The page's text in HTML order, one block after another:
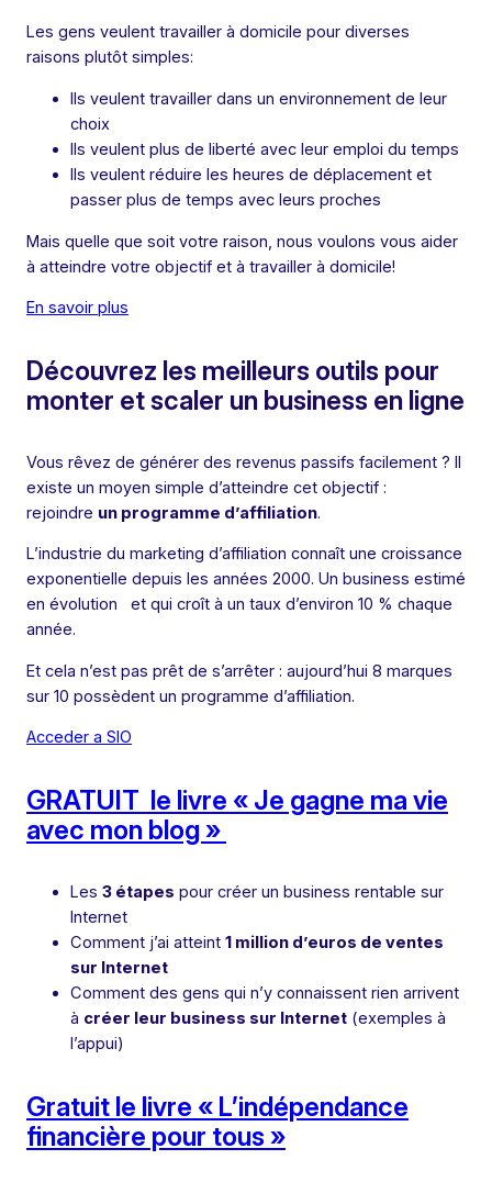
Les gens veulent travailler à domicile pour diverses
raisons plutôt simples:
Ils veulent travailler dans un environnement de leur
choix
Ils veulent plus de liberté avec leur emploi du temps
Ils veulent réduire les heures de déplacement et
passer plus de temps avec leurs proches
Mais quelle que soit votre raison, nous voulons vous aider
à atteindre votre objectif et à travailler à domicile!
En savoir plus
Découvrez les meilleurs outils pour
monter et scaler un business en ligne
Vous rêvez de générer des revenus passifs facilement ? Il
existe un moyen simple d’atteindre cet objectif :
rejoindre un programme d’affiliation.
L’industrie du marketing d’affiliation connaît une croissance
exponentielle depuis les années 2000. Un business estimé
en évolution et qui croît à un taux d’environ 10 % chaque
année.
Et cela n’est pas prêt de s’arrêter : aujourd’hui 8 marques
sur 10 possèdent un programme d’affiliation.
Acceder a SIO
GRATUIT le livre « Je gagne ma vie
avec mon blog »
Les 3 étapes pour créer un business rentable sur
Internet
Comment j’ai atteint 1 million d’euros de ventes
sur Internet
Comment des gens qui n’y connaissent rien arrivent
à créer leur business sur Internet (exemples à
l’appui)
Gratuit le livre « L’indépendance
financière pour tous »